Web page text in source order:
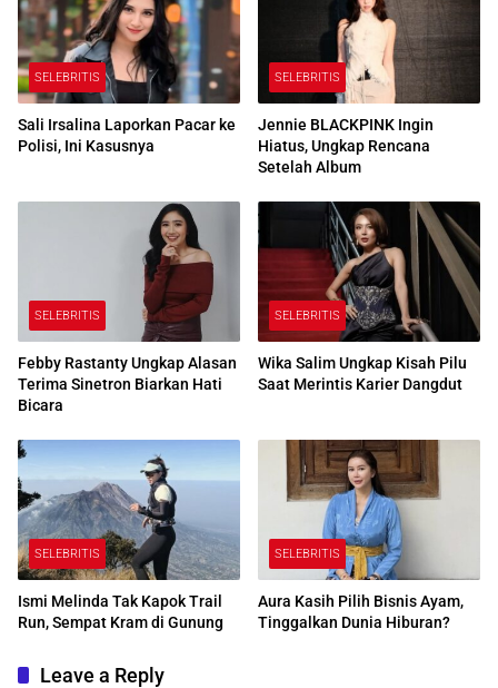
SELEBRITIS
Sali Irsalina Laporkan Pacar ke
Polisi, Ini Kasusnya
SELEBRITIS
Jennie BLACKPINK Ingin
Hiatus, Ungkap Rencana
Setelah Album
SELEBRITIS
Febby Rastanty Ungkap Alasan
Terima Sinetron Biarkan Hati
Bicara
SELEBRITIS
Wika Salim Ungkap Kisah Pilu
Saat Merintis Karier Dangdut
SELEBRITIS
Ismi Melinda Tak Kapok Trail
Run, Sempat Kram di Gunung
SELEBRITIS
Aura Kasih Pilih Bisnis Ayam,
Tinggalkan Dunia Hiburan?
Leave a Reply